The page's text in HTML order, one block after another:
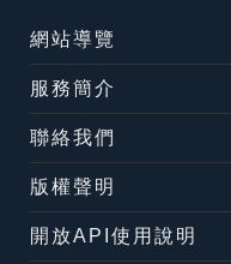
網站導覽
服務簡介
聯絡我們
版權聲明
開放API使用說明